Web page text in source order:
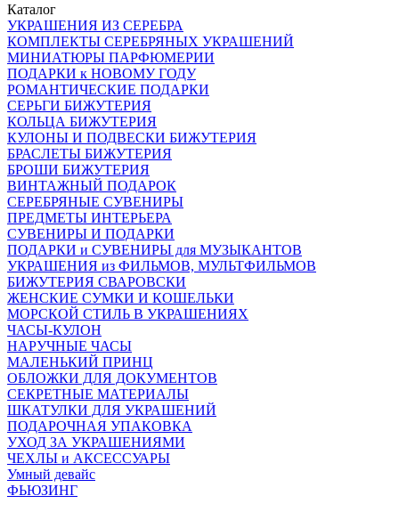
Каталог
УКРАШЕНИЯ ИЗ СЕРЕБРА
КОМПЛЕКТЫ СЕРЕБРЯНЫХ УКРАШЕНИЙ
МИНИАТЮРЫ ПАРФЮМЕРИИ
ПОДАРКИ к НОВОМУ ГОДУ
РОМАНТИЧЕСКИЕ ПОДАРКИ
СЕРЬГИ БИЖУТЕРИЯ
КОЛЬЦА БИЖУТЕРИЯ
КУЛОНЫ И ПОДВЕСКИ БИЖУТЕРИЯ
БРАСЛЕТЫ БИЖУТЕРИЯ
БРОШИ БИЖУТЕРИЯ
ВИНТАЖНЫЙ ПОДАРОК
СЕРЕБРЯНЫЕ СУВЕНИРЫ
ПРЕДМЕТЫ ИНТЕРЬЕРА
СУВЕНИРЫ И ПОДАРКИ
ПОДАРКИ и СУВЕНИРЫ для МУЗЫКАНТОВ
УКРАШЕНИЯ из ФИЛЬМОВ, МУЛЬТФИЛЬМОВ
БИЖУТЕРИЯ СВАРОВСКИ
ЖЕНСКИЕ СУМКИ И КОШЕЛЬКИ
МОРСКОЙ СТИЛЬ В УКРАШЕНИЯХ
ЧАСЫ-КУЛОН
НАРУЧНЫЕ ЧАСЫ
МАЛЕНЬКИЙ ПРИНЦ
ОБЛОЖКИ ДЛЯ ДОКУМЕНТОВ
СЕКРЕТНЫЕ МАТЕРИАЛЫ
ШКАТУЛКИ ДЛЯ УКРАШЕНИЙ
ПОДАРОЧНАЯ УПАКОВКА
УХОД ЗА УКРАШЕНИЯМИ
ЧEХЛЫ и АКСЕССУАРЫ
Умный девайс
ФЬЮЗИНГ